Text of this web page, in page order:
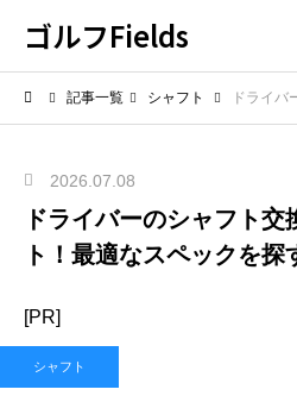
ゴルフFields
記事一覧 シャフト ドライバーのシ
2026.07.08
ドライバーのシャフト
ト！最適なスペックを探
[PR]
シャフト